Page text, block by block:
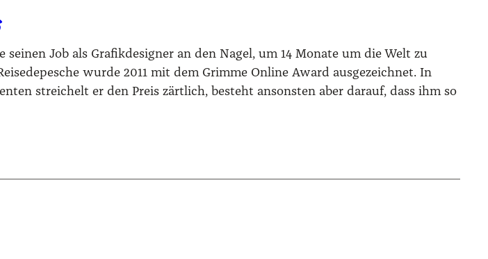
seinen Job als Grafikdesigner an den Nagel, um 14 Monate um die Welt zu
wurde 2011 mit dem Grimme Online Award ausgezeichnet. In
streichelt er den Preis zärtlich, besteht ansonsten aber darauf, dass ihm so